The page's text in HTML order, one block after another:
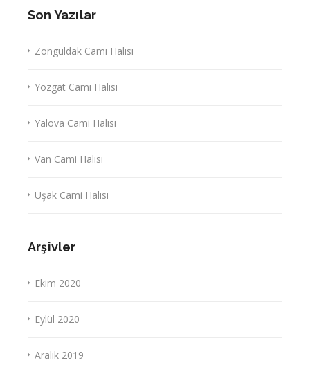
Son Yazılar
Zonguldak Cami Halısı
Yozgat Cami Halısı
Yalova Cami Halısı
Van Cami Halısı
Uşak Cami Halısı
Arşivler
Ekim 2020
Eylül 2020
Aralık 2019